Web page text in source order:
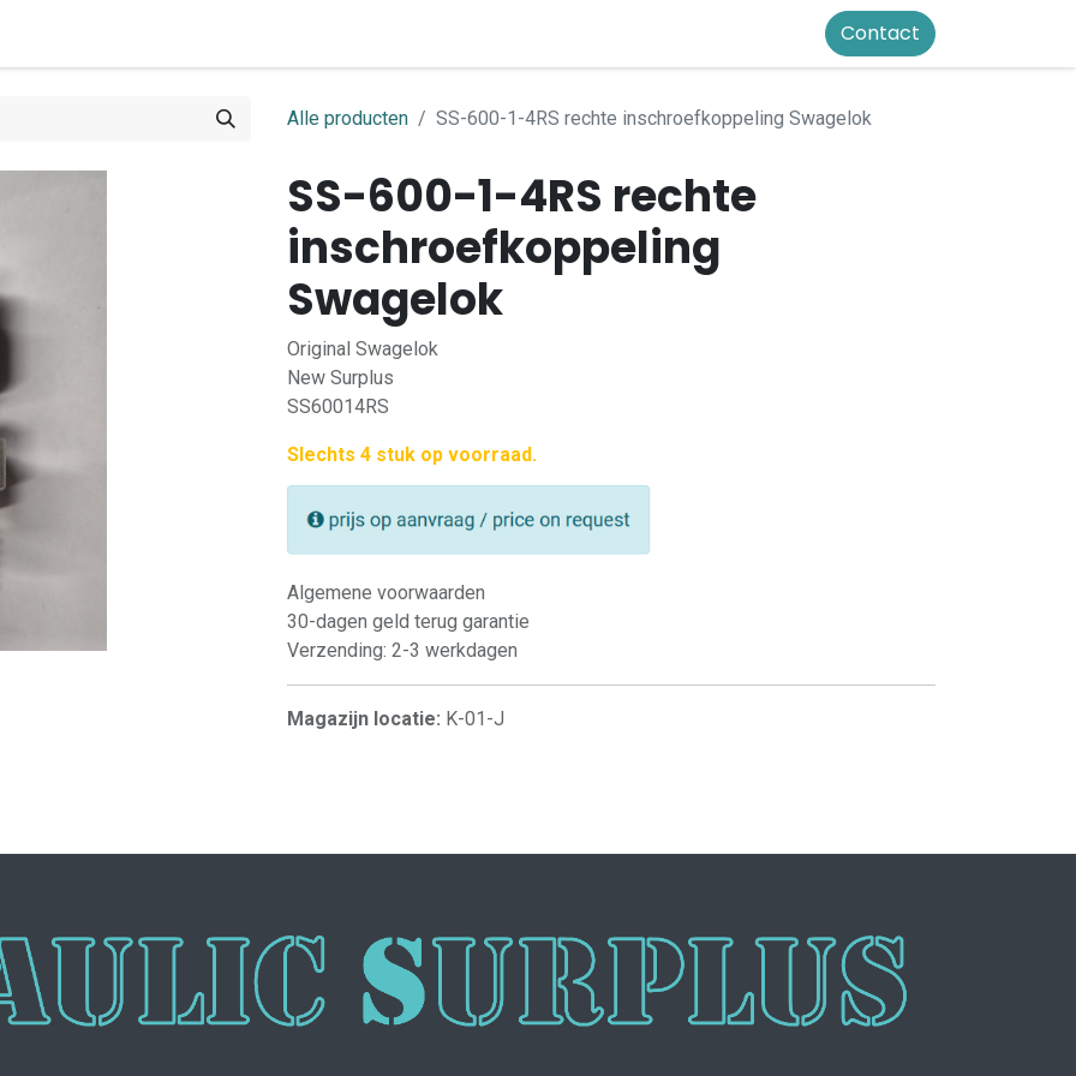
Contact
Alle producten SS-600-1-4RS rechte inschroefkoppeling Swagelok
SS-600-1-4RS rechte
inschroefkoppeling
Swagelok
Original Swagelok
New Surplus
SS60014RS
Slechts 4 stuk op voorraad.
Algemene voorwaarden
30-dagen geld terug garantie
Verzending: 2-3 werkdagen
Magazijn locatie: K-01-J